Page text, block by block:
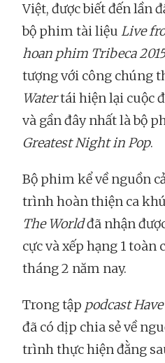
Việt, được biết đến lần
bộ phim tài liệu Live
hoan phim Tribeca
tượng với công chúng
Watertái hiện lại cuộc
và gần đây nhất là bộ
Greatest Night in Pop.
Bộ phim kể về nguồn
trình hoàn thiện ca
The Worldđã nhận
cực và xếp hạng 1
tháng 2 năm nay.
Trong tập podcast
đã có dịp chia sẻ về
trình thực hiện đằng